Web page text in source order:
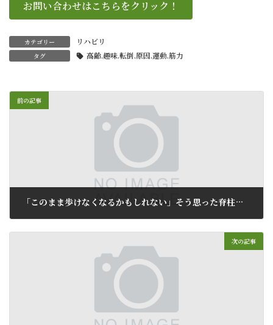
お問い合わせはこちらをクリック！
カテゴリー リハビリ
タグ 高齢.趣味.転倒.原因.運動.筋力
前の記事
「このまま歩けなくなるかもしれない」そう思った脊柱管狭窄症が変わった
2026-05-04
次の記事